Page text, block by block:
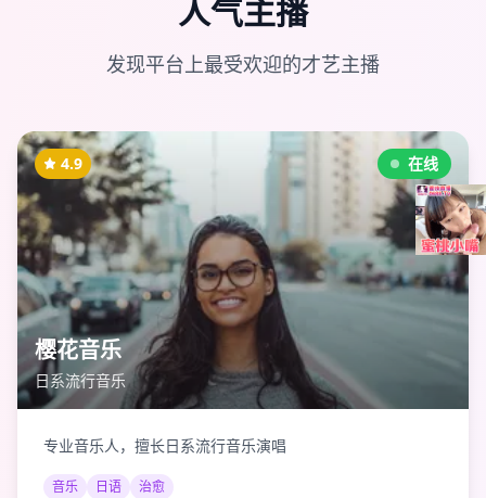
人气主播
发现平台上最受欢迎的才艺主播
在线
4.9
樱花音乐
日系流行音乐
专业音乐人，擅长日系流行音乐演唱
音乐 日语 治愈